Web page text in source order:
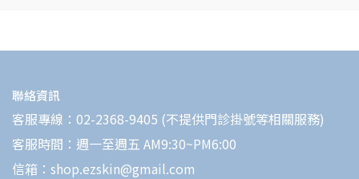
聯絡資訊
客服專線：02-2368-9405 (不提供門診掛號等相關服務)
客服時間：週一至週五 AM9:30~PM6:00
信箱：shop.ezskin@gmail.com